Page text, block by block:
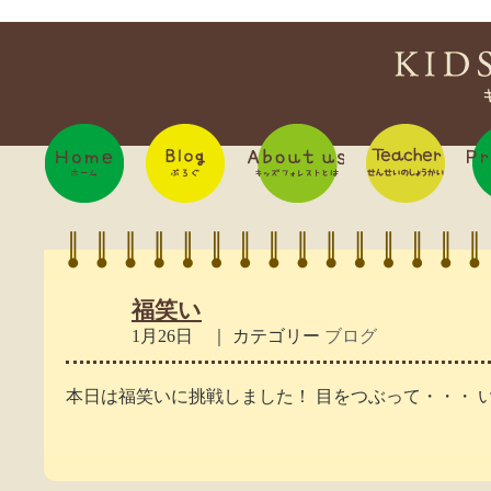
福笑い
1月26日 ｜ カテゴリー ブログ
本日は福笑いに挑戦しました！ 目をつぶって・・・